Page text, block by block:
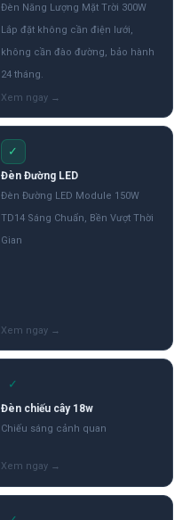
Đèn Năng Lượng Mặt Trời 300W
Lắp đặt không cần điện lưới,
không cần đào đường, bảo hành
24 tháng.
✓
Đèn Đường LED
Đèn Đường LED Module 150W
TD14 Sáng Chuẩn, Bền Vượt Thời
Gian
✓
Đèn chiếu cây 18w
Chiếu sáng cảnh quan